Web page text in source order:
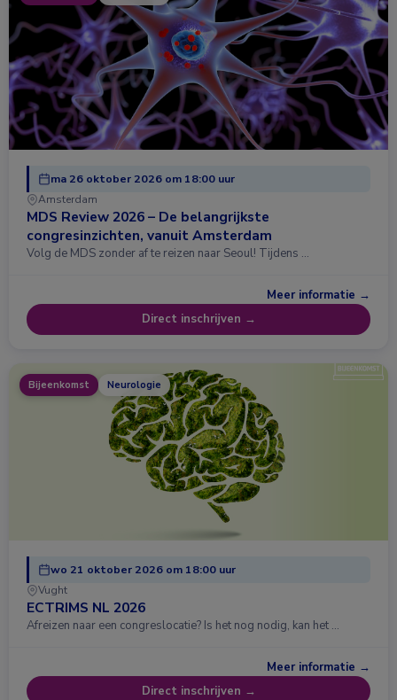
ma 26 oktober 2026 om 18:00 uur
Amsterdam
MDS Review 2026 – De belangrijkste
congresinzichten, vanuit Amsterdam
Volg de MDS zonder af te reizen naar Seoul! Tijdens …
Meer informatie →
Direct inschrijven →
Bijeenkomst Neurologie
wo 21 oktober 2026 om 18:00 uur
Vught
ECTRIMS NL 2026
Afreizen naar een congreslocatie? Is het nog nodig, kan het …
Meer informatie →
Direct inschrijven →